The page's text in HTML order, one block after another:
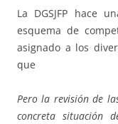
La DGSJFP hace
esquema de
asignado a los
que
Pero la revisión de
concreta situación